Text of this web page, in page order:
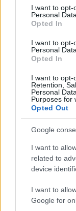
consent section.
I want to opt-
Personal Data.
Opted In
I want to opt-
Personal
Opted In
I want to opt-
Retention,
Personal
Purposes for
Opted Out
Google
I want to
related to
device
I want to
Google for
drámaórák
pedig az egyik
csináld", és
egy Kaposi-
az osztályt.
lenni, hanem a
szörnyű
koromban. Azt
láthattam, ami
Brook „halott
koromban
katonás
színházat, ami
amelyik csak a
álságos sémák,